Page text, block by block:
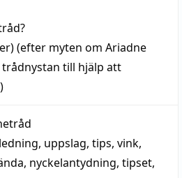
?
(efter myten om Ariadne
trådnystan till hjälp att
ledning, uppslag, tips, vink,
, nyckelantydning, tipset,